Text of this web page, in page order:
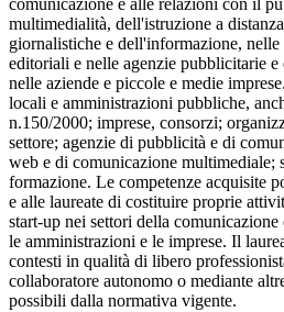
comunicazione e alle relazioni con il
multimedialità, dell'istruzione a
giornalistiche e dell'informazione,
editoriali e nelle agenzie pubblicitarie
nelle aziende e piccole e medie
locali e amministrazioni pubbliche,
n.150/2000; imprese, consorzi;
settore; agenzie di pubblicità e di
web e di comunicazione multimediale;
formazione. Le competenze acquisite
e alle laureate di costituire proprie
start-up nei settori della
le amministrazioni e le imprese. Il
contesti in qualità di libero
collaboratore autonomo o mediante
possibili dalla normativa vigente.